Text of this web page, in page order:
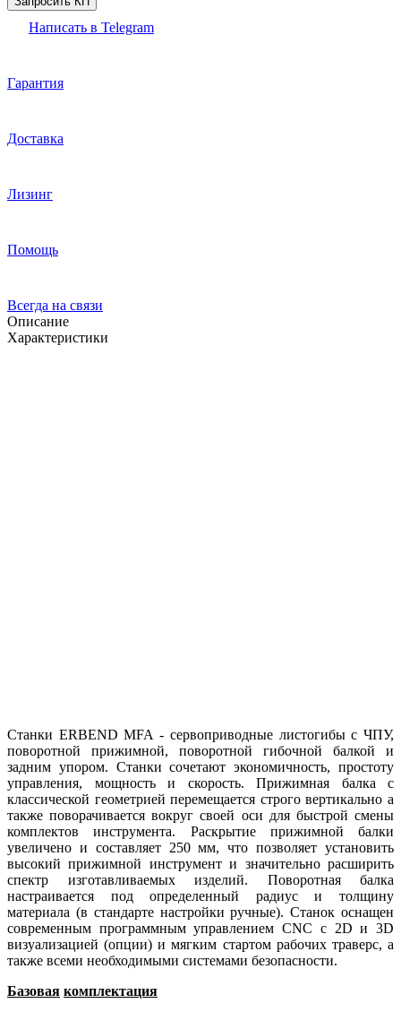
Написать в Telegram
Гарантия
Доставка
Лизинг
Помощь
Всегда на связи
Описание
Характеристики
Станки ERBEND MFA - сервоприводные листогибы с ЧПУ,
поворотной прижимной, поворотной гибочной балкой и
задним упором. Станки сочетают экономичность, простоту
управления, мощность и скорость. Прижимная балка с
классической геометрией перемещается строго вертикально а
также поворачивается вокруг своей оси для быстрой смены
комплектов инструмента. Раскрытие прижимной балки
увеличено и составляет 250 мм, что позволяет установить
высокий прижимной инструмент и значительно расширить
спектр изготавливаемых изделий. Поворотная балка
настраивается под определенный радиус и толщину
материала (в стандарте настройки ручные). Станок оснащен
современным программным управлением CNC с 2D и 3D
визуализацией (опции) и мягким стартом рабочих траверс, а
также всеми необходимыми системами безопасности.
Базовая комплектация